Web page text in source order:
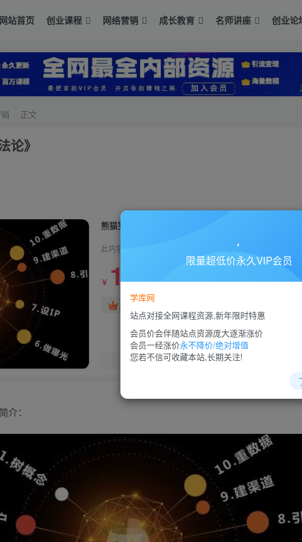
网站首页 创业课程 网络营销 成长教育 名师讲座 创业论
正文
论》
熊猫罗盘《十大营销方法论》
此内容为付费资源，请付费后查看
￥ 10￥88
超级会员免费
您当前未登录！
介：
限量超低价永久VIP会员
学库网
站点对接全网课程资源,新年限时特惠
会员价会伴随站点资源庞大逐渐涨价
会员一经涨价永不降价/绝对增值
您若不信可收藏本站,长期关注!